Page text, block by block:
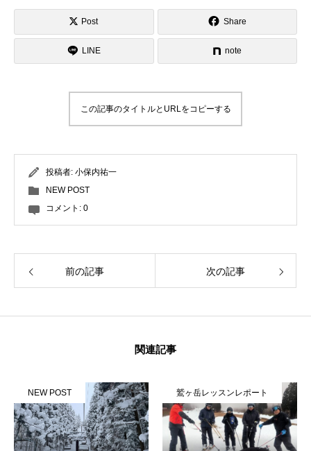
Post Share
LINE note
この記事のタイトルとURLをコピーする
投稿者: 小保内祐一
NEW POST
コメント: 0
前の記事 次の記事
関連記事
NEW POST 鷲ヶ岳レッスンレポート